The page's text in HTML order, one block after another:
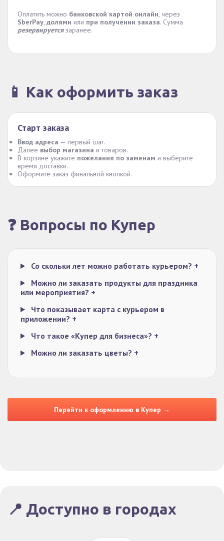
Оплатить можно банковской картой онлайн, через
SberPay, долями или при получении заказа. Сумма
резервируетсязаранее.
📱 Как оформить заказ
Старт заказа
Ввод адреса — первый шаг.
Далее выбор магазина и товаров.
В корзине укажите пожелания по заменам и выберите
время доставки.
Оформите заказ финальной кнопкой.
❓ Вопросы по Купер
Со скольки лет можно работать курьером? +
Можно ли заказать продукты для праздника
или мероприятия? +
Что показывает карта с курьером в
приложении? +
Что такое «Купер для бизнеса»? +
Можно ли заказать цветы? +
Перейти к оформлению в Купер →
📍 Доступно в городах